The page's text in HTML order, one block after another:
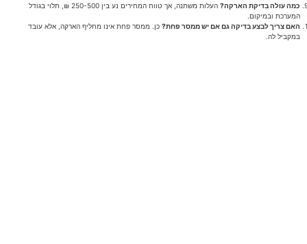
כמה עולה בדיקת הארקה?
העלות משתנה, אך טווח המחירים נע בין 250-500 ₪, תלוי בגודל
המערכת ובמיקום.
האם צריך לבצע בדיקה גם אם יש ממסר פחת? כן. ממסר פחת אינו מחליף הארקה, אלא עובד
במקביל לה.